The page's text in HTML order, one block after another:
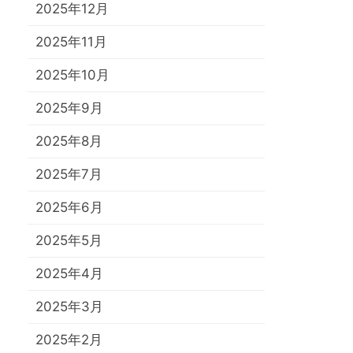
2025年12月
2025年11月
2025年10月
2025年9月
2025年8月
2025年7月
2025年6月
2025年5月
2025年4月
2025年3月
2025年2月